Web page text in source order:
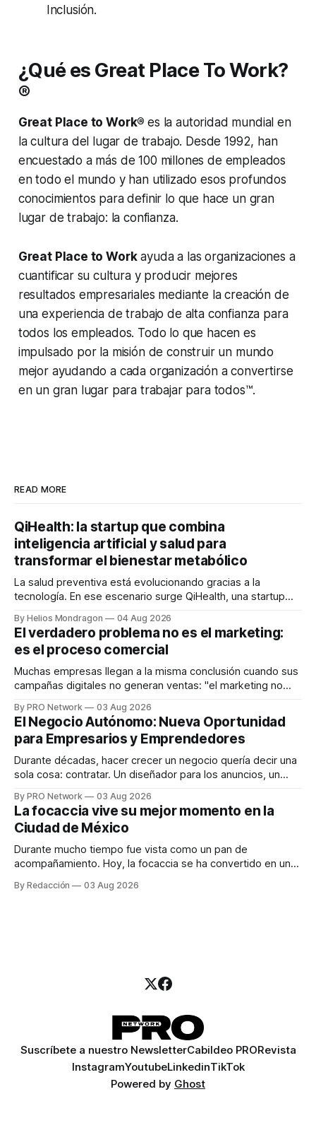
Inclusión.
¿Qué es Great Place To Work?
®
Great Place to Work®es la autoridad mundial en
la cultura del lugar de trabajo. Desde 1992, han
encuestado a más de 100 millones de empleados
en todo el mundo y han utilizado esos profundos
conocimientos para definir lo que hace un gran
lugar de trabajo: la confianza.
Great Place to Workayuda a las organizaciones a
cuantificar su cultura y producir mejores
resultados empresariales mediante la creación de
una experiencia de trabajo de alta confianza para
todos los empleados. Todo lo que hacen es
impulsado por la misión de construir un mundo
mejor ayudando a cada organización a convertirse
en un gran lugar para trabajar para todos™.
READ MORE
QiHealth: la startup que combina
inteligencia artificial y salud para
transformar el bienestar metabólico
La salud preventiva está evolucionando gracias a la
tecnología. En ese escenario surge QiHealth, una startup
dispositivos inteligentes, inteligencia artificial y monitoreo
en tiempo real para ayudar a las personas a tomar mejores
decisiones sobre su salud metabólica. Su propuesta busca
responder
By Helios Mondragon 04 Aug 2026
El verdadero problema no es el marketing:
es el proceso comercial
Muchas empresas llegan a la misma conclusión cuando sus
campañas digitales no generan ventas: "el marketing no
INTERIUS, el problema suele estar en otro lugar. Durante
una entrevista para el podcast SER PRO, el especialista en
marketing digital explicó que
By PRO Network 03 Aug 2026
El Negocio Autónomo: Nueva Oportunidad
para Empresarios y Emprendedores
Durante décadas, hacer crecer un negocio quería decir una
sola cosa: contratar. Un diseñador para los anuncios, un
para los textos, alguien que supiera de publicidad digital
para encontrar prospectos, un vendedor para atender
llamadas y mensajes, y —con suerte— una persona
By PRO Network 03 Aug 2026
La focaccia vive su mejor momento en la
Ciudad de México
Durante mucho tiempo fue vista como un pan de
acompañamiento. Hoy, la focaccia se ha convertido en uno
artesanal, ingredientes de calidad y experiencias que
By Redacción 03 Aug 2026
Suscríbete a nuestro NewsletterCabildeo PRORevista
InstagramYoutubeLinkedinTikTok
Powered by Ghost